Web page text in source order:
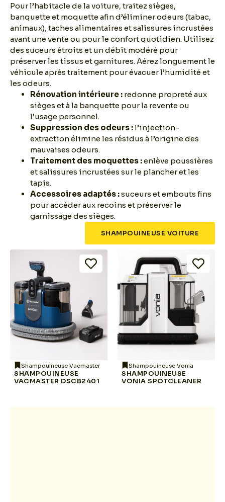
Pour l’habitacle de la voiture, traitez sièges,
banquette et moquette afin d’éliminer odeurs (tabac,
animaux), taches alimentaires et salissures incrustées
avant une vente ou pour le confort quotidien. Utilisez
des suceurs étroits et un débit modéré pour
préserver les tissus et garnitures. Aérez longuement le
véhicule après traitement pour évacuer l’humidité et
les odeurs.
Rénovation intérieure : redonne propreté aux
sièges et à la banquette pour la revente ou
l’usage personnel.
Suppression des odeurs :l’injection-
extraction élimine les résidus à l’origine des
mauvaises odeurs.
Traitement des moquettes :enlève poussières
et salissures incrustées sur le plancher et les
tapis.
Accessoires adaptés :suceurs et embouts fins
pour accéder aux recoins et préserver le
garnissage des sièges.
SHAMPOUINEUSE VOITURE
Shampouineuse Vacmaster
SHAMPOUINEUSE
VACMASTER DSCB2401
Shampouineuse Vonia
SHAMPOUINEUSE
VONIA SPOTCLEANER